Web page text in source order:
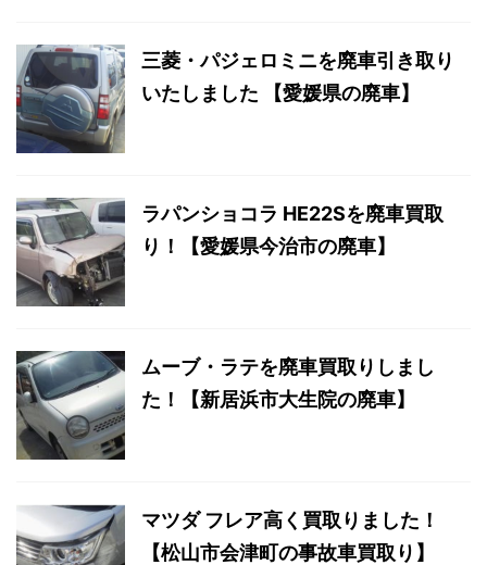
三菱・パジェロミニを廃車引き取り
いたしました 【愛媛県の廃車】
ラパンショコラ HE22Sを廃車買取
り！【愛媛県今治市の廃車】
ムーブ・ラテを廃車買取りしまし
た！【新居浜市大生院の廃車】
マツダ フレア高く買取りました！
【松山市会津町の事故車買取り】